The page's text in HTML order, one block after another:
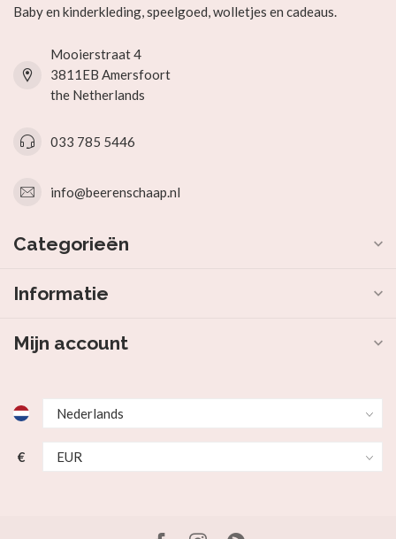
Baby en kinderkleding, speelgoed, wolletjes en cadeaus.
Mooierstraat 4
3811EB Amersfoort
the Netherlands
033 785 5446
info@beerenschaap.nl
Categorieën
Informatie
Mijn account
€